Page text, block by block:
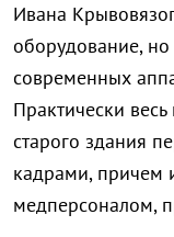
Ивана
оборудование,
современных
Практически
старого здания
кадрами, причем
медперсоналом,